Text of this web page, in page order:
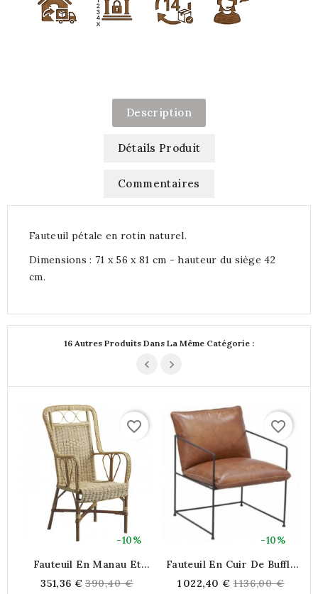
Description
Détails Produit
Commentaires
Fauteuil pétale en rotin naturel.
Dimensions : 71 x 56 x 81 cm - hauteur du siège 42
cm.
16 Autres Produits Dans La Même Catégorie :
-10%
favorite_border
Fauteuil En Manau Et
Style Vintage Confortable
351,36 € Regular
390,40 €
-10%
favorite_border
Fauteuil En Cuir De Buffle
1 022,40 € Regular
1 136,00 €